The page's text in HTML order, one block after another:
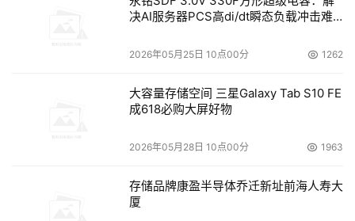
否则垃圾邮件很容易伪造本地用户外发垃圾邮件，从而大大
影响了本地用户的声誉，经常会被列入RBL组织的黑名单
5. 到各个ESP登记你的IP地址
站登记你的IP地址和邮件系统情况，这样将大大减少这些运
你可以发送邮件给中国互联网协会反垃圾邮件中心的管理信
决AI服务器PCS高di/dt瞬态负载冲击难
2026年05月25日 10点00分 1262
大容量存储空间 三星Galaxy Tab S10 FE
成618必购大屏好物
2026年05月28日 10点00分 1963
存储品牌康盈半导体乔迁新址前海人寿大
厦